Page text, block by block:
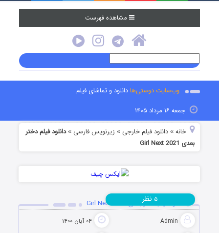
مشاهده فهرست
وب‌سایت دوستی‌هادانلود و تماشای فیلم
جمعه ۱۶ مرداد ۱۴۰۵
خانه »دانلود فیلم خارجی » زیرنویس فارسی »دانلود فیلم دختر
بعدی Girl Next 2021
دانلود فیلم دختر بعدی Girl Next 2021
Admin ۰۴ آبان ۱۴۰۰
۵ نظر